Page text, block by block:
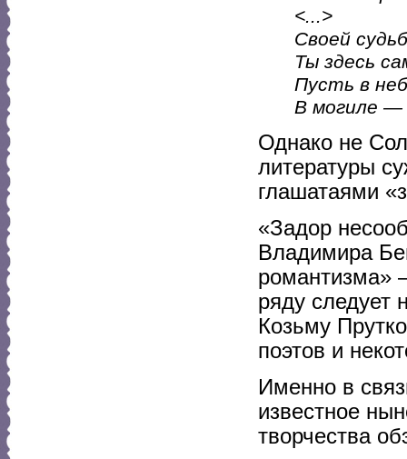
<...>
Своей
Ты здесь
Пусть в
В могиле
Однако не
литературы
глашатаями
«Задор
Владимира
романтизма»
ряду следует
Козьму
поэтов и
Именно в
известное
творчества